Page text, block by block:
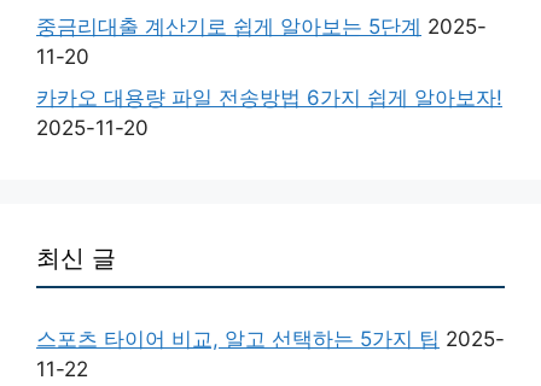
중금리대출 계산기로 쉽게 알아보는 5단계 2025-
11-20
카카오 대용량 파일 전송방법 6가지 쉽게 알아보자!
2025-11-20
최신 글
스포츠 타이어 비교, 알고 선택하는 5가지 팁 2025-
11-22